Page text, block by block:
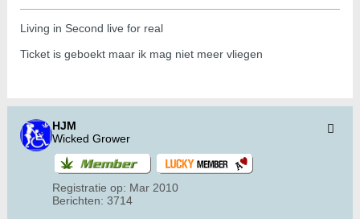
Living in Second live for real
Ticket is geboekt maar ik mag niet meer vliegen
HJM
Wicked Grower
Registratie op: Mar 2010
Berichten: 3714